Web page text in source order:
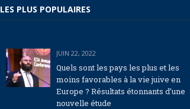
LES PLUS POPULAIRES
JUIN 22, 2022
Quels sont les pays les plus et les
moins favorables à la vie juive en
Europe ? Résultats étonnants d’une
nouvelle étude